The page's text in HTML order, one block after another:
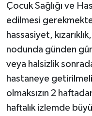
Çocuk Sağlığı ve
edilmesi
hassasiyet,
nodunda günden
veya halsizlik
hastaneye
olmaksızın 2
haftalık izlemde